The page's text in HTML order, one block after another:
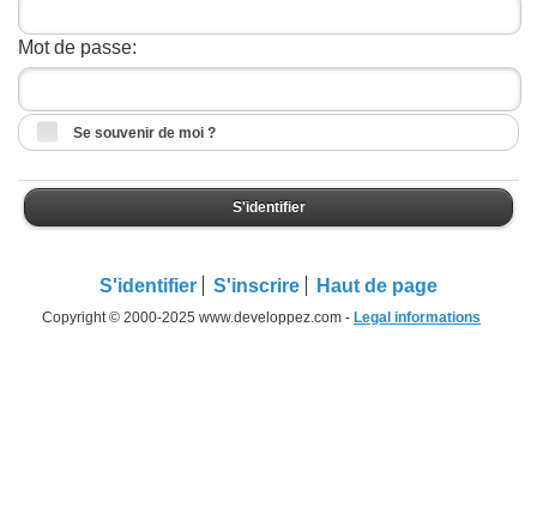
Mot de passe:
Se souvenir de moi ?
S'identifier
S'identifier S'inscrire Haut de page
Copyright © 2000-2025 www.developpez.com - Legal informations